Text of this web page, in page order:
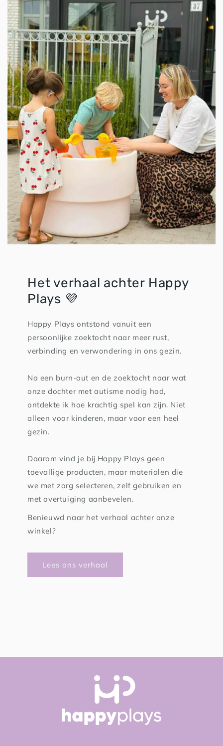
Het verhaal achter Happy
Plays 💜
Happy Plays ontstond vanuit een
persoonlijke zoektocht naar meer rust,
verbinding en verwondering in ons gezin.
Na een burn-out en de zoektocht naar wat
onze dochter met autisme nodig had,
ontdekte ik hoe krachtig spel kan zijn. Niet
alleen voor kinderen, maar voor een heel
gezin.
Daarom vind je bij Happy Plays geen
toevallige producten, maar materialen die
we met zorg selecteren, zelf gebruiken en
met overtuiging aanbevelen.
Benieuwd naar het verhaal achter onze
winkel?
Lees ons verhaal